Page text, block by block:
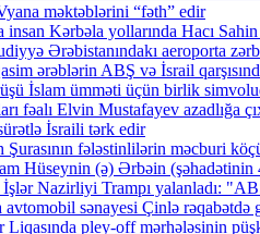
məktəblərini “fəth” edir
insan Kərbəla yollarında Hacı
Ərəbistanındakı aeroporta
ərəblərin ABŞ və İsrail
İslam ümməti üçün birlik
fəalı Elvin Mustafayev azadlığa
İsraili tərk edir
Şurasının fələstinlilərin məcburi
Hüseynin (ə) Ərbəin (şəhadətinin
Nazirliyi Trampı yalanladı:
sənayesi Çinlə rəqabətdə
Liqasında pley-off mərhələsinin